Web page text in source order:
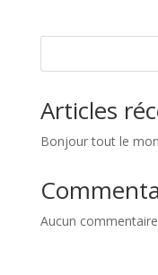
Articles
Bonjour tout le
Aucun